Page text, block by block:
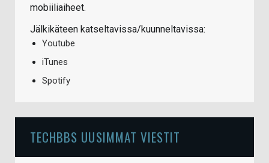
mobiiliaiheet.
Jälkikäteen katseltavissa/kuunneltavissa:
Youtube
iTunes
Spotify
TECHBBS UUSIMMAT VIESTIT